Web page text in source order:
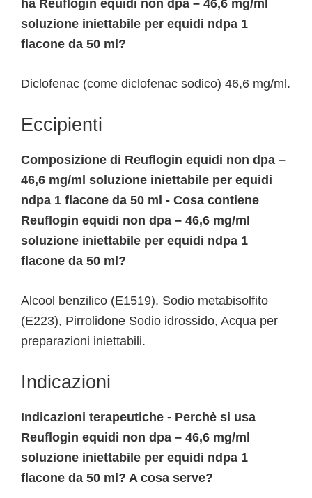
ha Reuflogin equidi non dpa – 46,6 mg/ml
soluzione iniettabile per equidi ndpa 1
flacone da 50 ml?
Diclofenac (come diclofenac sodico) 46,6 mg/ml.
Eccipienti
Composizione di Reuflogin equidi non dpa –
46,6 mg/ml soluzione iniettabile per equidi
ndpa 1 flacone da 50 ml - Cosa contiene
Reuflogin equidi non dpa – 46,6 mg/ml
soluzione iniettabile per equidi ndpa 1
flacone da 50 ml?
Alcool benzilico (E1519), Sodio metabisolfito
(E223), Pirrolidone Sodio idrossido, Acqua per
preparazioni iniettabili.
Indicazioni
Indicazioni terapeutiche - Perchè si usa
Reuflogin equidi non dpa – 46,6 mg/ml
soluzione iniettabile per equidi ndpa 1
flacone da 50 ml? A cosa serve?